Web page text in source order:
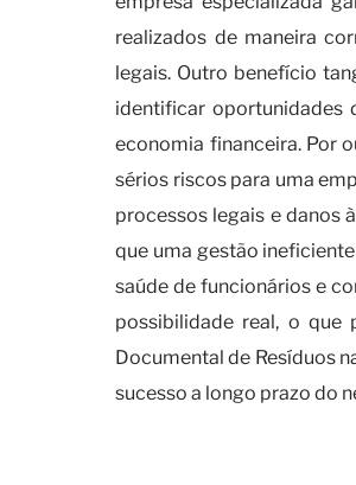
realizados de maneira
legais. Outro benefício
identificar oportunidades
economia financeira. Por
sérios riscos para uma
processos legais e danos
que uma gestão
saúde de funcionários e
possibilidade real, o que
Documental de Resíduos
sucesso a longo prazo do